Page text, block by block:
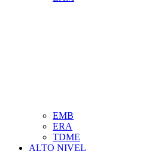
EMB
ERA
TDME
ALTO NIVEL